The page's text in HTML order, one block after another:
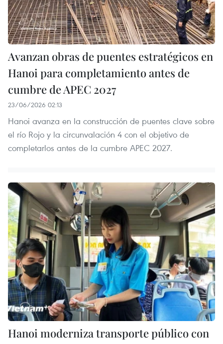
Avanzan obras de puentes estratégicos en
Hanoi para completamiento antes de
cumbre de APEC 2027
23/06/2026 02:13
Hanoi avanza en la construcción de puentes clave sobre
el río Rojo y la circunvalación 4 con el objetivo de
completarlos antes de la cumbre APEC 2027.
Hanoi moderniza transporte público con